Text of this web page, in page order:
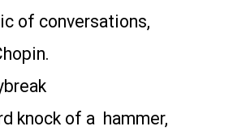
of conversations,
knock of a hammer,